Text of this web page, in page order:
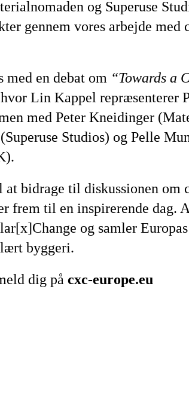
og Superuse
gennem vores arbejde med
med en debat om “Towards a
Lin Kappel repræsenterer
med Peter Kneidinger
Studios) og Pelle
bidrage til diskussionen om
frem til en inspirerende dag.
og samler
byggeri.
dig påcxc-europe.eu